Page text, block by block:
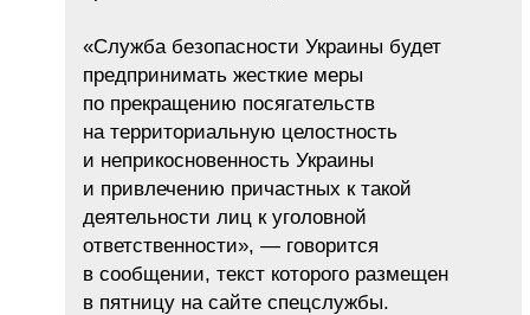
«Служба безопасности Украины будет
предпринимать жесткие меры
по прекращению посягательств
на территориальную целостность
и неприкосновенность Украины
и привлечению причастных к такой
деятельности лиц к уголовной
ответственности», — говорится
в сообщении, текст которого размещен
в пятницу на сайте спецслужбы.